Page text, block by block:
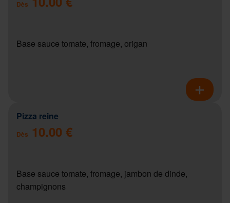
Dès
Base sauce tomate, fromage, origan
Pizza reine
Dès 10.00 €
Base sauce tomate, fromage, jambon de dinde,
champignons